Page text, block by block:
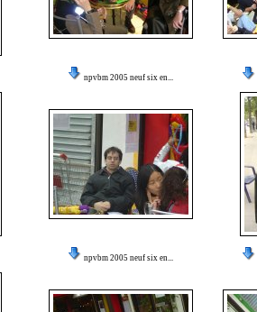
npvbm 2005 neuf six en...
npvbm 2005 neuf six en...